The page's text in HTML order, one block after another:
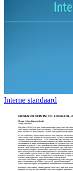
Interne standaard